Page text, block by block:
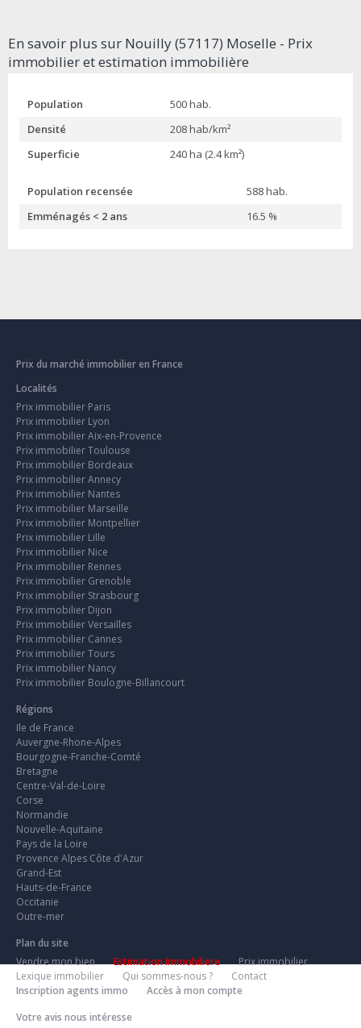
En savoir plus sur Nouilly (57117) Moselle - Prix
immobilier et estimation immobilière
Population
500 hab.
Densité
208 hab/km²
Superficie
240 ha (2.4 km²)
Population recensée
588 hab.
Emménagés < 2 ans
16.5 %
Prix du marché immobilier en France
Localités
Prix immobilier Paris
Prix immobilier Lyon
Prix immobilier Aix-en-Provence
Prix immobilier Toulouse
Prix immobilier Bordeaux
Prix immobilier Annecy
Prix immobilier Nantes
Prix immobilier Marseille
Prix immobilier Montpellier
Prix immobilier Lille
Prix immobilier Nice
Prix immobilier Rennes
Prix immobilier Grenoble
Prix immobilier Strasbourg
Prix immobilier Dijon
Prix immobilier Versailles
Prix immobilier Cannes
Prix immobilier Tours
Prix immobilier Nancy
Prix immobilier Boulogne-Billancourt
Régions
Ile de France
Auvergne-Rhone-Alpes
Bourgogne-Franche-Comté
Bretagne
Centre-Val-de-Loire
Corse
Normandie
Nouvelle-Aquitaine
Pays de la Loire
Provence Alpes Côte d'Azur
Grand-Est
Hauts-de-France
Occitanie
Outre-mer
Plan du site
Vendre mon bien
Estimation Immobiliere
Prix immobilier
Lexique immobilier
Qui sommes-nous ?
Contact
Inscription agents immo
Accès à mon compte
Votre avis nous intéresse